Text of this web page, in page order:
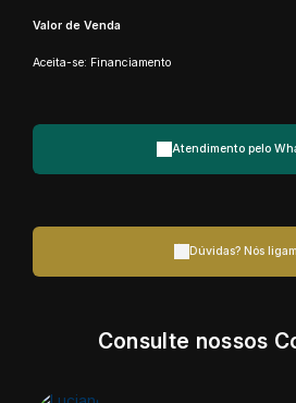
Valor de Venda
Aceita-se: Financiamento
Atendimento pelo
Dúvidas? Nós
Consulte nossos